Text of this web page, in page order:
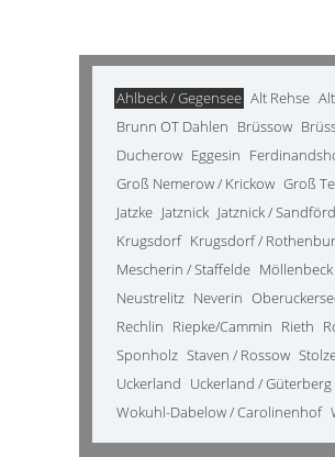
Ahlbeck / Gegensee Alt Rehse
Brunn OT Dahlen Brüssow
Ducherow Eggesin
Groß Nemerow / Krickow Groß
Jatzke Jatznick Jatznick /
Krugsdorf Krugsdorf /
Mescherin / Staffelde Möllenbeck
Neustrelitz Neverin
Rechlin Riepke/Cammin Rieth
Sponholz Staven / Rossow
Uckerland Uckerland / Güterberg
Wokuhl-Dabelow / Carolinenhof